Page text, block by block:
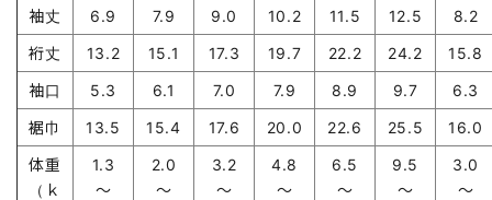
袖丈 6.9 7.9 9.0 10.2 11.5 12.5
8.2
裄丈
13.2 15.1 17.3 19.7 22.2 24.2
15.8
袖口
5.3 6.1 7.0 7.9 8.9 9.7
6.3
裾巾
13.5 15.4 17.6 20.0 22.6 25.5
16.0
体重
（ｋ
1.3
～
2.0
～
3.2
～
4.8
～
6.5
～
9.5
～
3.0
～